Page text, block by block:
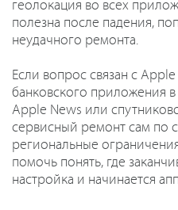
геолокация во всех
полезна после падения,
неудачного ремонта.
Если вопрос связан с Apple
банковского приложения
Apple News или
сервисный ремонт сам по
региональные
помочь понять, где
настройка и начинается